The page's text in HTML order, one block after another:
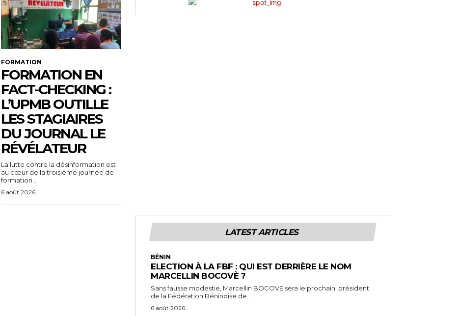
FORMATION
FORMATION EN
FACT-CHECKING :
L’UPMB OUTILLE
LES STAGIAIRES
DU JOURNAL LE
RÉVÉLATEUR
La lutte contre la désinformation est
au cœur de la troisième journée de
formation...
6 août 2026
LATEST ARTICLES
BÉNIN
ELECTION À LA FBF : QUI EST DERRIÈRE LE NOM
MARCELLIN BOCOVÈ ?
Sans fausse modestie, Marcellin BOCOVE sera le prochain président
de la Fédération Béninoise de...
6 août 2026